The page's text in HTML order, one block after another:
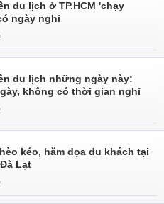
du lịch ở TP.HCM 'chạy
ngày nghỉ
du lịch những ngày này:
không có thời gian nghỉ
kéo, hăm dọa du khách tại
Lạt